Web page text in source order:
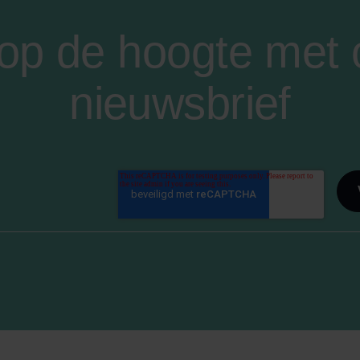
de hoogte met
nieuwsbrief